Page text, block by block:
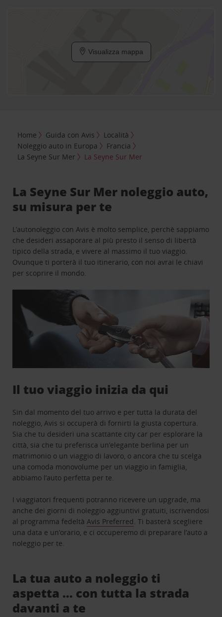
Visualizza mappa
Home Guida con Avis
Località
Noleggio auto in Europa
Francia
La Seyne Sur Mer
La Seyne Sur Mer
La Seyne Sur Mer noleggio auto,
su misura per te
L’autonoleggio con Avis è molto semplice, perchè sappiamo
che desideri assaporare al più presto il senso di libertà
tipico della strada, e vivere al massimo il tuo viaggio.
Ovunque ti porterà il tuo itinerario, con noi avrai le chiavi
per scoprire il mondo.
Il tuo viaggio inizia da qui
Sin dal momento del tuo arrivo e per tutta la durata del
noleggio, Avis si occuperà di fornirti la giusta copertura.
Sia che tu desideri una scattante city car per esplorare la
città, sia che tu preferisca un’elegante berlina per un
matrimonio o un viaggio di lavoro, o ancora che tu scelga
una comoda monovolume per un viaggio in famiglia,
abbiamo l’auto perfetta per te.
I viaggiatori frequenti potranno ricevere un upgrade, ma
anche dei giorni di noleggio aggiuntivi gratuiti, iscrivendosi
al programma fedeltàAvis Preferred. Ti basterà scegliere
una data e un’orario, e ci occuperemo di preparare l’auto a
noleggio per te.
La tua auto a noleggio ti
aspetta … con tutta la strada
davanti a te